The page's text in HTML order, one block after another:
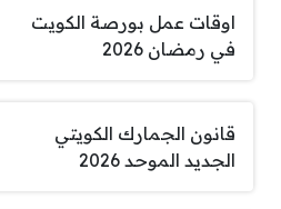
اوقات عمل بورصة الكويت
في رمضان 2026
قانون الجمارك الكويتي
الجديد الموحد 2026